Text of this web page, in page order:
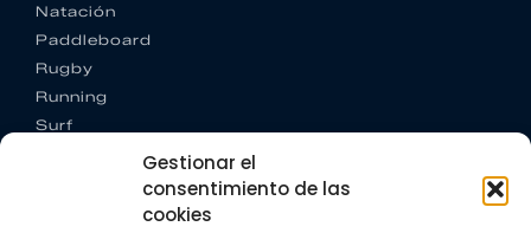
Gestionar el
consentimiento de las
cookies
Natación
Paddleboard
Rugby
Running
Surf